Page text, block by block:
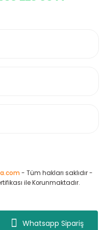
Whatsapp Sipariş
- Tüm hakları saklıdır -
ile Korunmaktadır.